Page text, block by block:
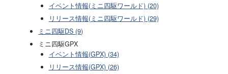
イベント情報(ミニ四駆ワールド) (20)
リリース情報(ミニ四駆ワールド) (29)
ミニ四駆DS (9)
ミニ四駆GPX
イベント情報(GPX) (34)
リリース情報(GPX) (26)